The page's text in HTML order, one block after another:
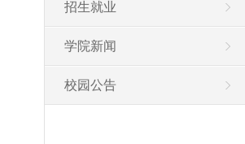
招生就业
学院新闻
校园公告